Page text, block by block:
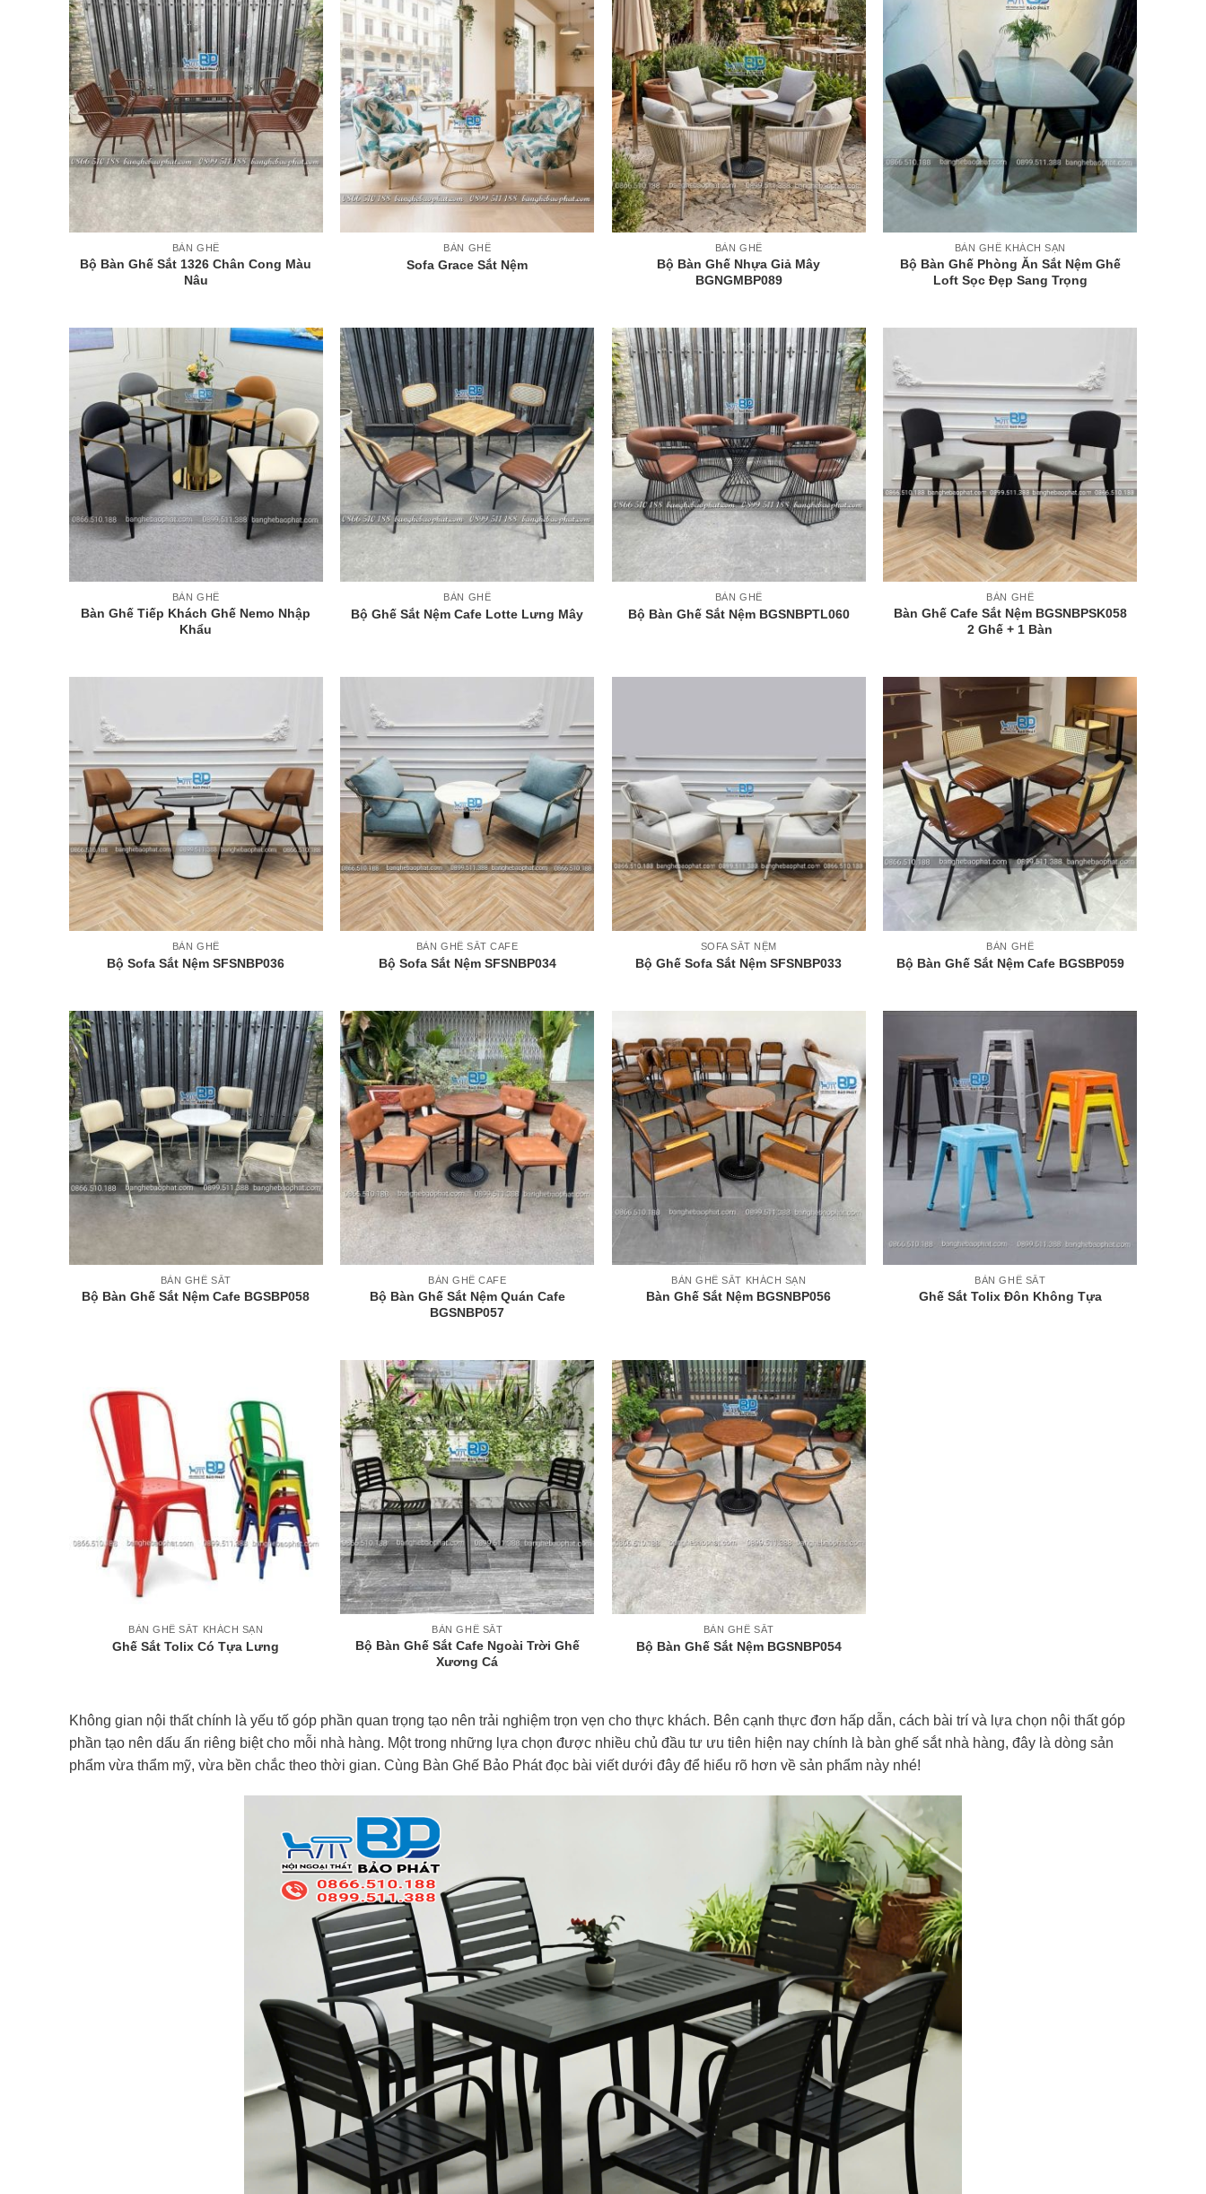
BÀN GHẾ
Bộ Bàn Ghế Sắt 1326 Chân Cong Màu
Nâu
BÀN GHẾ
Sofa Grace Sắt Nệm
+
BÀN GHẾ
Bộ Bàn Ghế Nhựa Giả Mây
BGNGMBP089
BÀN GHẾ KHÁCH SẠN
Bộ Bàn Ghế Phòng Ăn Sắt Nệm Ghế
Loft Sọc Đẹp Sang Trọng
BÀN GHẾ
Bàn Ghế Tiếp Khách Ghế Nemo Nhập
Khẩu
+
BÀN GHẾ
Bộ Ghế Sắt Nệm Cafe Lotte Lưng Mây
BÀN GHẾ
Bộ Bàn Ghế Sắt Nệm BGSNBPTL060
+
BÀN GHẾ
Bàn Ghế Cafe Sắt Nệm BGSNBPSK058
2 Ghế + 1 Bàn
+
BÀN GHẾ
Bộ Sofa Sắt Nệm SFSNBP036
+
BÀN GHẾ SẮT CAFE
Bộ Sofa Sắt Nệm SFSNBP034
+
SOFA SẮT NỆM
Bộ Ghế Sofa Sắt Nệm SFSNBP033
+
BÀN GHẾ
Bộ Bàn Ghế Sắt Nệm Cafe BGSBP059
BÀN GHẾ SẮT
Bộ Bàn Ghế Sắt Nệm Cafe BGSBP058
BÀN GHẾ CAFE
Bộ Bàn Ghế Sắt Nệm Quán Cafe
BGSNBP057
BÀN GHẾ SẮT KHÁCH SẠN
Bàn Ghế Sắt Nệm BGSNBP056
+
BÀN GHẾ SẮT
Ghế Sắt Tolix Đôn Không Tựa
BÀN GHẾ SẮT KHÁCH SẠN
Ghế Sắt Tolix Có Tựa Lưng
+
BÀN GHẾ SẮT
Bộ Bàn Ghế Sắt Cafe Ngoài Trời Ghế
Xương Cá
+
BÀN GHẾ SẮT
Bộ Bàn Ghế Sắt Nệm BGSNBP054
Không gian nội thất chính là yếu tố góp phần quan trọng tạo nên trải nghiệm trọn vẹn cho thực khách. Bên cạnh thực đơn hấp dẫn, cách bài trí và lựa chọn nội thất góp
phần tạo nên dấu ấn riêng biệt cho mỗi nhà hàng. Một trong những lựa chọn được nhiều chủ đầu tư ưu tiên hiện nay chính là bàn ghế sắt nhà hàng, đây là dòng sản
phẩm vừa thẩm mỹ, vừa bền chắc theo thời gian. Cùng Bàn Ghế Bảo Phát đọc bài viết dưới đây để hiểu rõ hơn về sản phẩm này nhé!